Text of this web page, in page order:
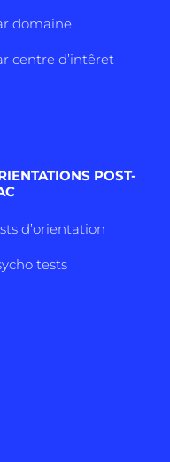
domaine
centre d’intêret
POST-
d’orientation
tests